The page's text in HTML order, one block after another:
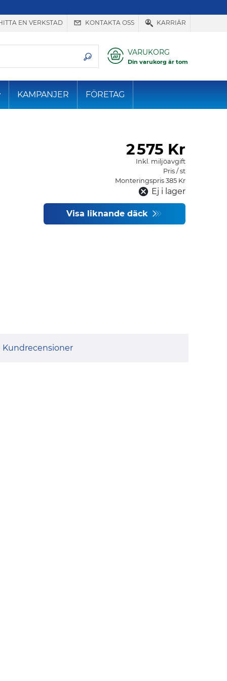
EN VERKSTAD KONTAKTA OSS KARRIÄR
VARUKORG
Din varukorg är tom
KAMPANJER FÖRETAG
2575 Kr
Inkl. miljöavgift
Pris / st
Monteringspris 385 Kr
Ej i lager
Visa liknande däck
Kundrecensioner